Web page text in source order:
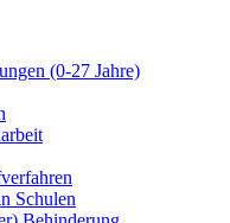
(0-27 Jahre)
Schulen